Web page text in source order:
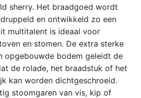
sherry. Het braadgoed wordt
en ontwikkeld zo een
multitalent is ideaal voor
en stomen. De extra sterke
opgebouwde bodem geleidt de
de rolade, het braadstuk of het
kan worden dichtgeschroeid.
stoomgaren van vis, kip of